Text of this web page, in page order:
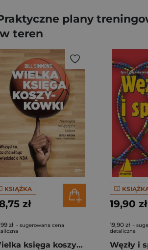
plany
teren
KSIĄŻKA
zł
zł - sugerowana cena
Wielka księga koszykówki wyd. 2
19,90 zł
19,90 zł -
detaliczna
Węzły i